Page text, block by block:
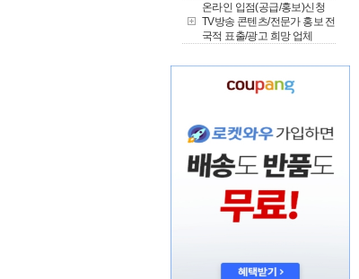
온라인 입점(공급/홍보)신청
TV방송 콘텐츠/전문가 홍보 전
국적 표출/광고 희망 업체